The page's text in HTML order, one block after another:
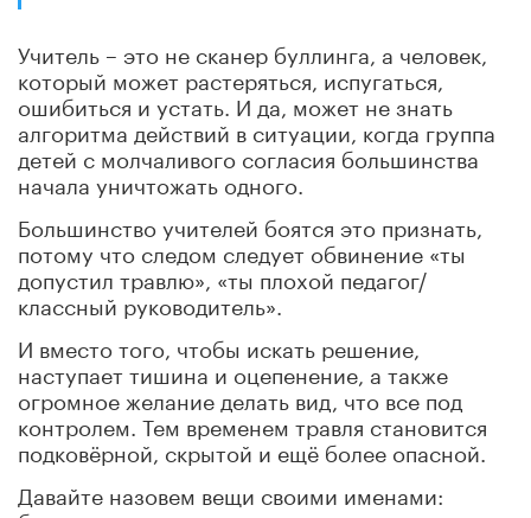
Учитель – это не сканер буллинга, а человек,
который может растеряться, испугаться,
ошибиться и устать. И да, может не знать
алгоритма действий в ситуации, когда группа
детей с молчаливого согласия большинства
начала уничтожать одного.
Большинство учителей боятся это признать,
потому что следом следует обвинение «ты
допустил травлю», «ты плохой педагог/
классный руководитель».
И вместо того, чтобы искать решение,
наступает тишина и оцепенение, а также
огромное желание делать вид, что все под
контролем. Тем временем травля становится
подковёрной, скрытой и ещё более опасной.
Давайте назовем вещи своими именами: